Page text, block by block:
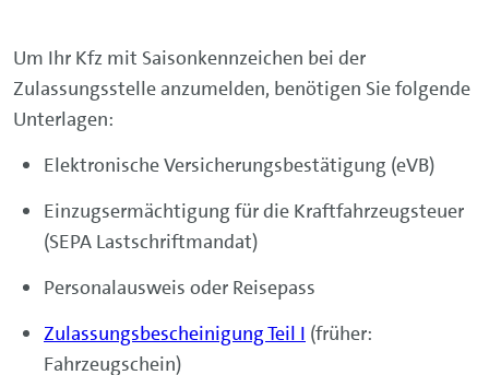
Um Ihr Kfz mit Saisonkennzeichen bei der
Zulassungsstelle anzumelden, benötigen Sie folgende
Unterlagen:
Elektronische Versicherungsbestätigung (eVB)
Einzugsermächtigung für die Kraftfahrzeugsteuer
(SEPA Lastschriftmandat)
Personalausweis oder Reisepass
Zulassungsbescheinigung Teil I (früher:
Fahrzeugschein)